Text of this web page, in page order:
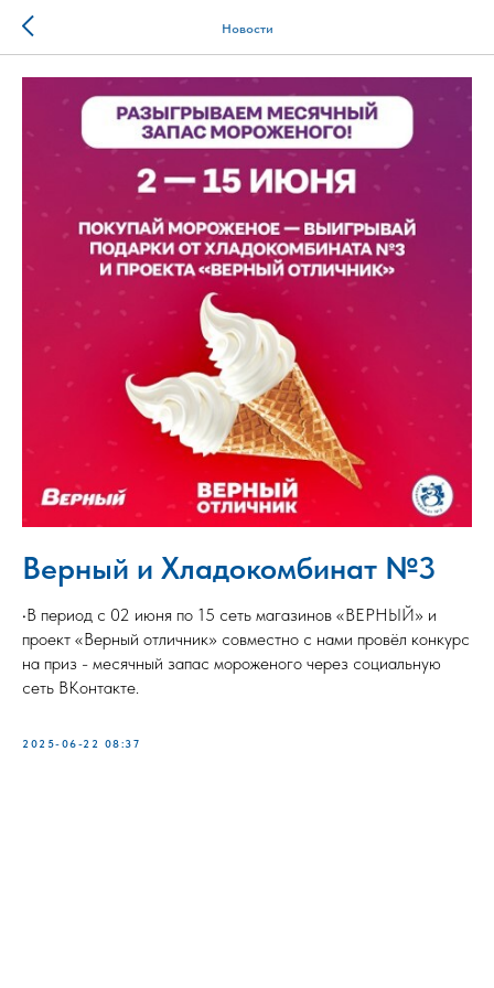
Новости
Верный и Хладокомбинат №3
•В период с 02 июня по 15 сеть магазинов «ВЕРНЫЙ» и
проект «Верный отличник» совместно с нами провёл конкурс
на приз - месячный запас мороженого через социальную
сеть ВКонтакте.
2025-06-22 08:37